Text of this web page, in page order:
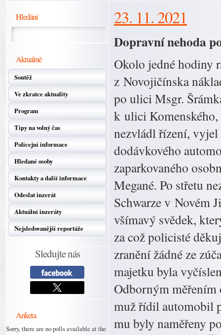
Hledání
Aktuálně
Soutěž
Ve zkratce aktuality
Program
Tipy na volný čas
Policejní informace
Hledané osoby
Kontakty a další informace
Odeslat inzerát
Aktuální inzeráty
Nejsledovanější reportáže
Sledujte nás
Anketa
Sorry, there are no polls available at the
23. 11. 2021
Dopravní nehoda
Okolo jedné hodiny
z Novojičínska
po ulici Msgr.
k ulici
nezvládl řízení, vyjel
dodávkového
zaparkovaného
Megané. Po střetu
Schwarze v Novém
všímavý svědek,
za což policisté
zranění žádné ze
majetku byla
Odborným měřením
muž řídil automobil
mu byly naměřeny